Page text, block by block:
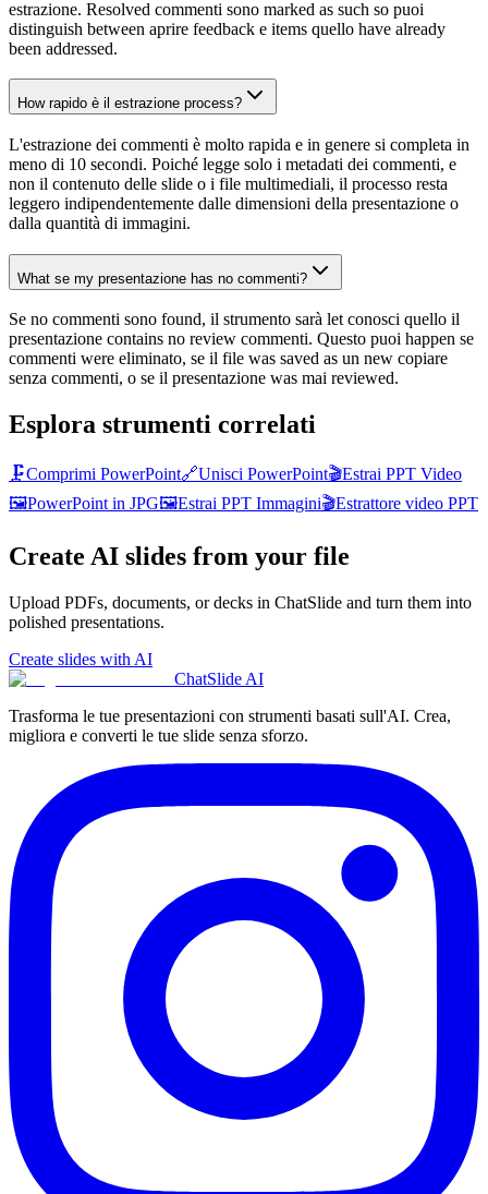
estrazione. Resolved commenti sono marked as such so puoi
distinguish between aprire feedback e items quello have already
been addressed.
How rapido è il estrazione process?
L'estrazione dei commenti è molto rapida e in genere si completa in
meno di 10 secondi. Poiché legge solo i metadati dei commenti, e
non il contenuto delle slide o i file multimediali, il processo resta
leggero indipendentemente dalle dimensioni della presentazione o
dalla quantità di immagini.
What se my presentazione has no commenti?
Se no commenti sono found, il strumento sarà let conosci quello il
presentazione contains no review commenti. Questo puoi happen se
commenti were eliminato, se il file was saved as un new copiare
senza commenti, o se il presentazione was mai reviewed.
Esplora strumenti correlati
🗜️Comprimi PowerPoint🔗Unisci PowerPoint🎬Estrai PPT Video
🖼️PowerPoint in JPG🖼️Estrai PPT Immagini🎬Estrattore video PPT
Create AI slides from your file
Upload PDFs, documents, or decks in ChatSlide and turn them into
polished presentations.
Create slides with AI
ChatSlide AI
Trasforma le tue presentazioni con strumenti basati sull'AI. Crea,
migliora e converti le tue slide senza sforzo.